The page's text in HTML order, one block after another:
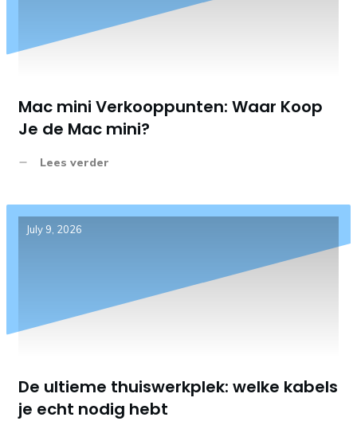
Mac mini Verkooppunten: Waar Koop
Je de Mac mini?
Lees verder
July 9, 2026
De ultieme thuiswerkplek: welke kabels
je echt nodig hebt